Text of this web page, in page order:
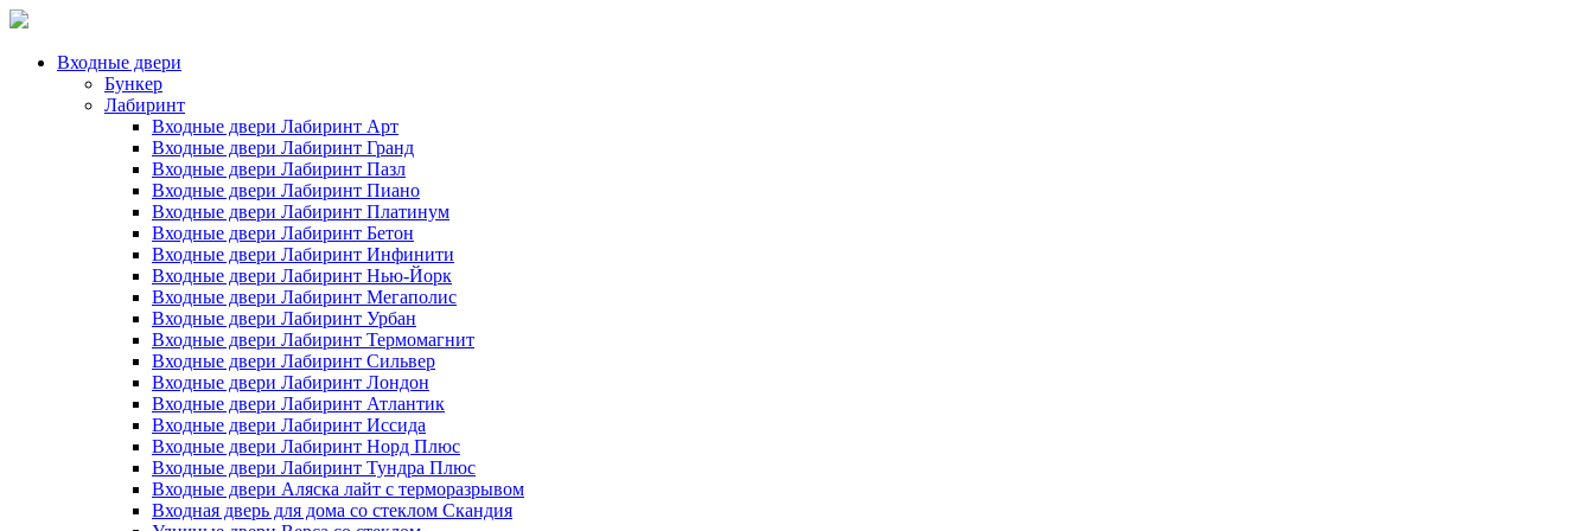
Входные двери
Бункер
Лабиринт
Входные двери Лабиринт Арт
Входные двери Лабиринт Гранд
Входные двери Лабиринт Пазл
Входные двери Лабиринт Пиано
Входные двери Лабиринт Платинум
Входные двери Лабиринт Бетон
Входные двери Лабиринт Инфинити
Входные двери Лабиринт Нью-Йорк
Входные двери Лабиринт Мегаполис
Входные двери Лабиринт Урбан
Входные двери Лабиринт Термомагнит
Входные двери Лабиринт Сильвер
Входные двери Лабиринт Лондон
Входные двери Лабиринт Атлантик
Входные двери Лабиринт Иссида
Входные двери Лабиринт Норд Плюс
Входные двери Лабиринт Тундра Плюс
Входные двери Аляска лайт с терморазрывом
Входная дверь для дома со стеклом Скандия